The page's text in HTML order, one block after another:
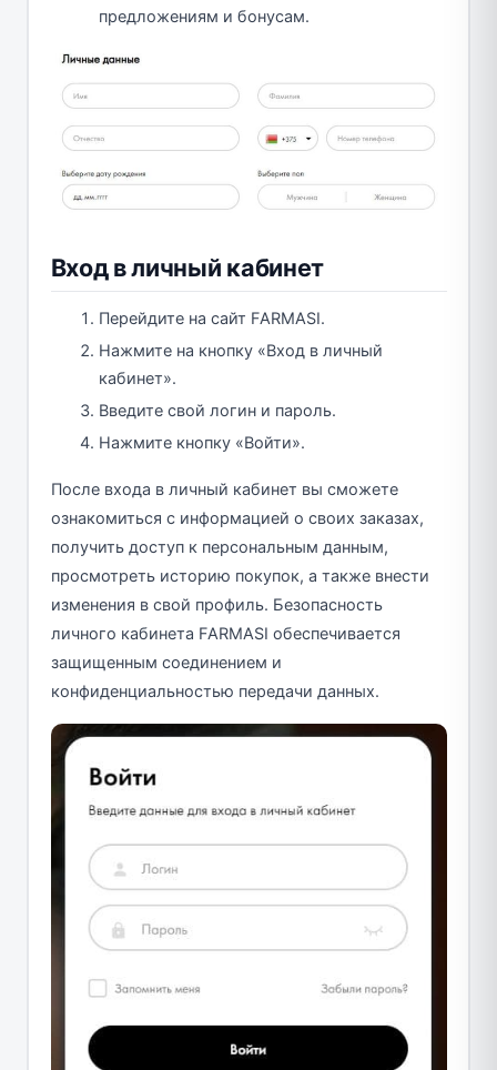
предложениям и бонусам.
Вход в личный кабинет
Перейдите на сайт FARMASI.
Нажмите на кнопку «Вход в личный
кабинет».
Введите свой логин и пароль.
Нажмите кнопку «Войти».
После входа в личный кабинет вы сможете
ознакомиться с информацией о своих заказах,
получить доступ к персональным данным,
просмотреть историю покупок, а также внести
изменения в свой профиль. Безопасность
личного кабинета FARMASI обеспечивается
защищенным соединением и
конфиденциальностью передачи данных.